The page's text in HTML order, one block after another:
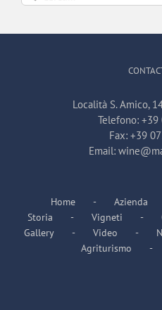
per:
Località S. Amico,
Telefono: +39
Fax: +39
Email:
Home Azienda
Storia
Vigneti
Gallery
Video
Agriturismo